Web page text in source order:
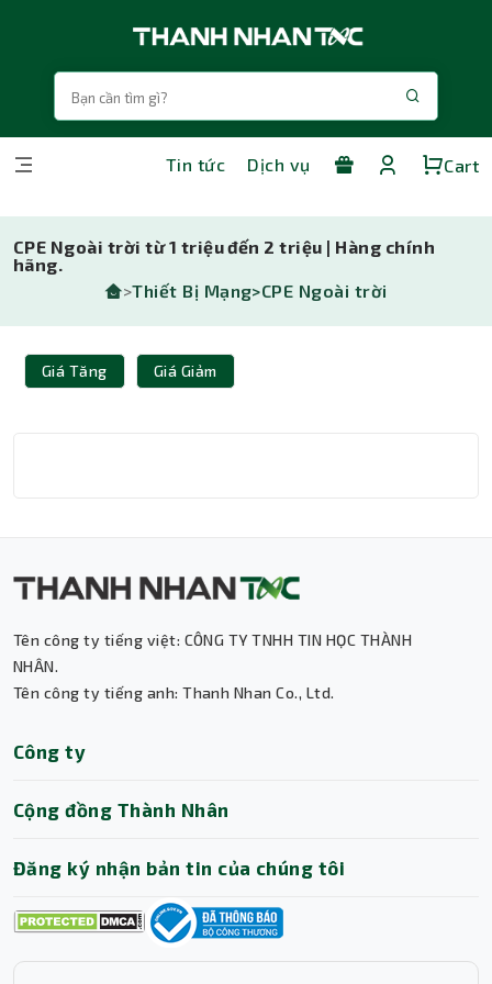
Tin tức Dịch vụ Cart
CPE Ngoài trời từ 1 triệu đến 2 triệu | Hàng chính
hãng.
>Thiết Bị Mạng>CPE Ngoài trời
Giá Tăng Giá Giảm
Tên công ty tiếng việt: CÔNG TY TNHH TIN HỌC THÀNH
NHÂN.
Tên công ty tiếng anh: Thanh Nhan Co., Ltd.
Công ty
Cộng đồng Thành Nhân
Đăng ký nhận bản tin của chúng tôi
Trợ lý AI • Phản hồi tức thì